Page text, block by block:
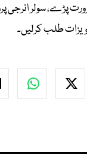
پڑے، سولر انرجی
طلب کرلیں۔